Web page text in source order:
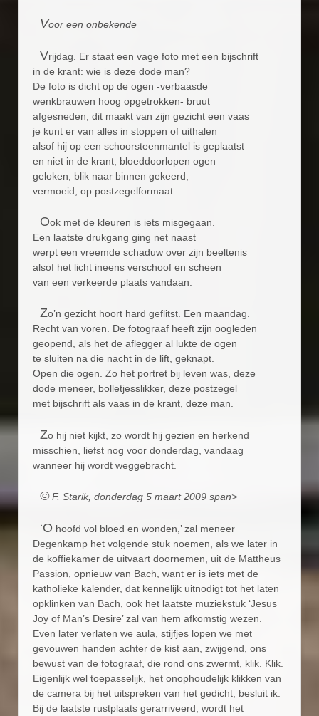
Voor een onbekende
Vrijdag. Er staat een vage foto met een bijschrift
in de krant: wie is deze dode man?
De foto is dicht op de ogen -verbaasde
wenkbrauwen hoog opgetrokken- bruut
afgesneden, dit maakt van zijn gezicht een vaas
je kunt er van alles in stoppen of uithalen
alsof hij op een schoorsteenmantel is geplaatst
en niet in de krant, bloeddoorlopen ogen
geloken, blik naar binnen gekeerd,
vermoeid, op postzegelformaat.
Ook met de kleuren is iets misgegaan.
Een laatste drukgang ging net naast
werpt een vreemde schaduw over zijn beeltenis
alsof het licht ineens verschoof en scheen
van een verkeerde plaats vandaan.
Zo’n gezicht hoort hard geflitst. Een maandag.
Recht van voren. De fotograaf heeft zijn oogleden
geopend, als het de aflegger al lukte de ogen
te sluiten na die nacht in de lift, geknapt.
Open die ogen. Zo het portret bij leven was, deze
dode meneer, bolletjesslikker, deze postzegel
met bijschrift als vaas in de krant, deze man.
Zo hij niet kijkt, zo wordt hij gezien en herkend
misschien, liefst nog voor donderdag, vandaag
wanneer hij wordt weggebracht.
©F. Starik, donderdag 5 maart 2009 span>
‘O hoofd vol bloed en wonden,’ zal meneer
Degenkamp het volgende stuk noemen, als we later in
de koffiekamer de uitvaart doornemen, uit de Mattheus
Passion, opnieuw van Bach, want er is iets met de
katholieke kalender, dat kennelijk uitnodigt tot het laten
opklinken van Bach, ook het laatste muziekstuk ‘Jesus
Joy of Man’s Desire’ zal van hem afkomstig wezen.
Even later verlaten we aula, stijfjes lopen we met
gevouwen handen achter de kist aan, zwijgend, ons
bewust van de fotograaf, die rond ons zwermt, klik. Klik.
Eigenlijk wel toepasselijk, het onophoudelijk klikken van
de camera bij het uitspreken van het gedicht, besluit ik.
Bij de laatste rustplaats gerarriveerd, wordt het